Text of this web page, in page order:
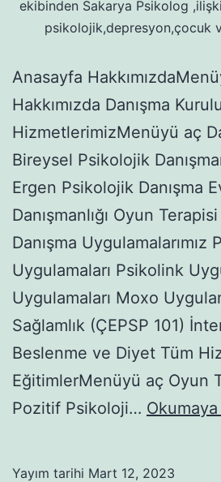
ekibinden Sakarya Psikolog ,ilişki
psikolojik,depresyon,çocuk
Anasayfa
Hakkımızda Danışma
HizmetlerimizMenüyü aç
Bireysel Psikolojik
Ergen Psikolojik Danışma
Danışmanlığı Oyun
Danışma Uygulamalarımız
Uygulamaları Psikolink
Uygulamaları Moxo
Sağlamlık (ÇEPSP 101)
Beslenme ve Diyet Tüm
EğitimlerMenüyü aç Oyun
Pozitif Psikoloji…
Yayım tarihi Mart 12, 2023